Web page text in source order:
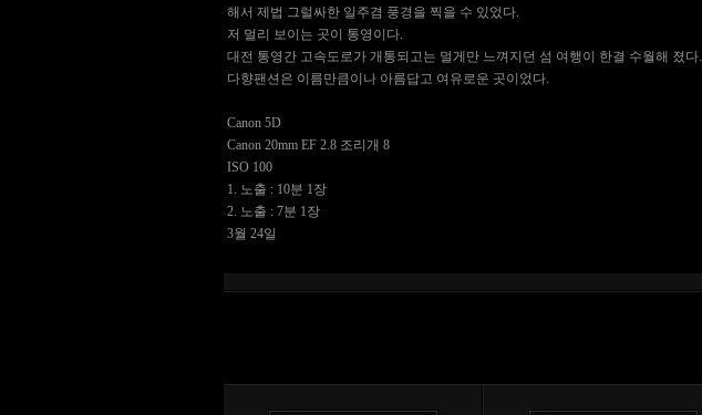
해서 제법 그럴싸한 일주겸 풍경을 찍을 수 있었다.
저 멀리 보이는 곳이 통영이다.
대전 통영간 고속도로가 개통되고는 멀게만 느껴지던 섬 여행이 한결 수월해 졌다.
다향팬션은 이름만큼이나 아름답고 여유로운 곳이었다.
Canon 5D
Canon 20mm EF 2.8 조리개 8
ISO 100
1. 노출 : 10분 1장
2. 노출 : 7분 1장
3월 24일